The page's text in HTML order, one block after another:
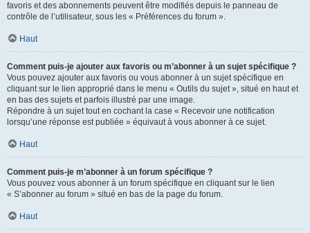
favoris et des abonnements peuvent être modifiés depuis le panneau de
contrôle de l’utilisateur, sous les « Préférences du forum ».
Haut
Comment puis-je ajouter aux favoris ou m’abonner à un sujet spécifique ?
Vous pouvez ajouter aux favoris ou vous abonner à un sujet spécifique en
cliquant sur le lien approprié dans le menu « Outils du sujet », situé en haut et
en bas des sujets et parfois illustré par une image.
Répondre à un sujet tout en cochant la case « Recevoir une notification
lorsqu’une réponse est publiée » équivaut à vous abonner à ce sujet.
Haut
Comment puis-je m’abonner à un forum spécifique ?
Vous pouvez vous abonner à un forum spécifique en cliquant sur le lien
« S’abonner au forum » situé en bas de la page du forum.
Haut